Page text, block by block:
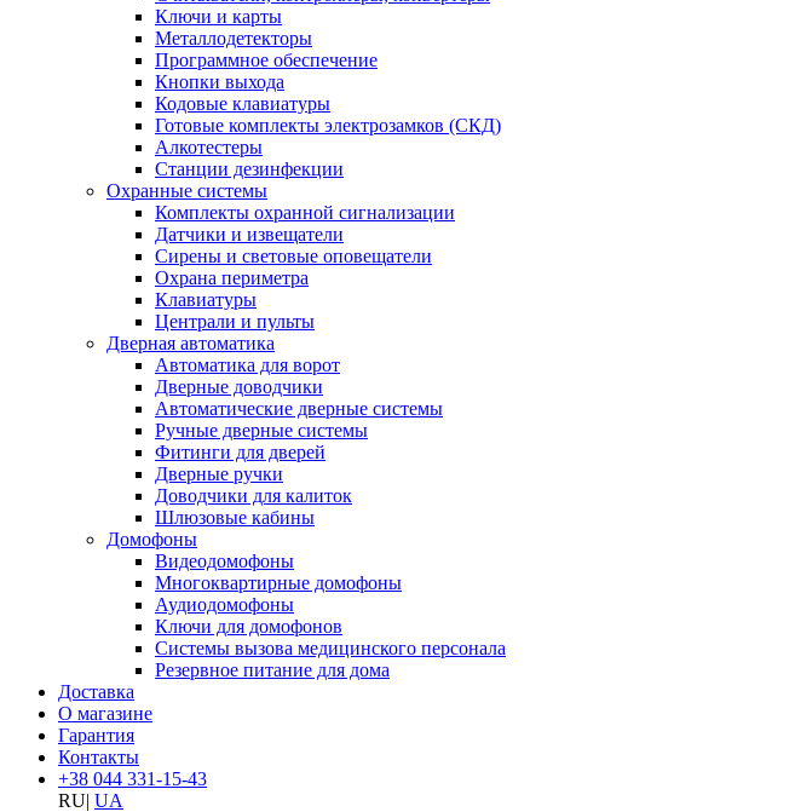
Ключи и карты
Металлодетекторы
Программное обеспечение
Кнопки выхода
Кодовые клавиатуры
Готовые комплекты электрозамков (СКД)
Алкотестеры
Станции дезинфекции
Охранные системы
Комплекты охранной сигнализации
Датчики и извещатели
Сирены и световые оповещатели
Охрана периметра
Клавиатуры
Централи и пульты
Дверная автоматика
Автоматика для ворот
Дверные доводчики
Автоматические дверные системы
Ручные дверные системы
Фитинги для дверей
Дверные ручки
Доводчики для калиток
Шлюзовые кабины
Домофоны
Видеодомофоны
Многоквартирные домофоны
Аудиодомофоны
Ключи для домофонов
Системы вызова медицинского персонала
Резервное питание для дома
Доставка
О магазине
Гарантия
Контакты
+38 044 331-15-43
RU| UA